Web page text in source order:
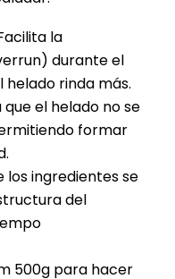
la
durante el
helado rinda más.
que el helado no se
formar
los ingredientes se
del
500g para hacer